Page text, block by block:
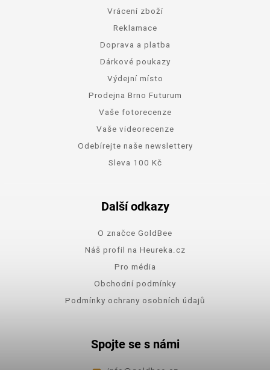
Vrácení zboží
Reklamace
Doprava a platba
Dárkové poukazy
Výdejní místo
Prodejna Brno Futurum
Vaše fotorecenze
Vaše videorecenze
Odebírejte naše newslettery
Sleva 100 Kč
Další odkazy
O značce GoldBee
Náš profil na Heureka.cz
Pro média
Obchodní podmínky
Podmínky ochrany osobních údajů
Spojte se s námi